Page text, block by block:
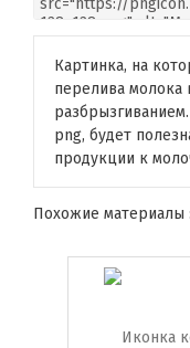
Картинка, на
перелива молока
png, будет
продукции к
Похожие материалы :